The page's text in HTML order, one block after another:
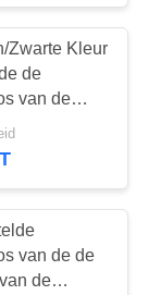
11
Zwarte Kleur
de
van de
Tik op
van de de
de